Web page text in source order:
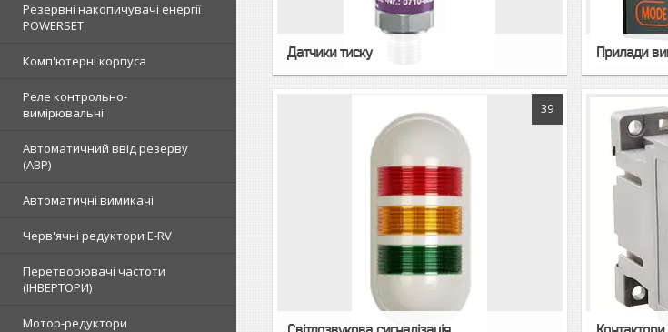
Резервні накопичувачі енергії
POWERSET
Комп'ютерні корпуса
Реле контрольно-
вимірювальні
Автоматичний ввід резерву
(АВР)
Автоматичні вимикачі
Черв'ячні редуктори E-RV
Перетворювачі частоти
(ІНВЕРТОРИ)
Мотор-редуктори
Датчики тиску Прилади
39